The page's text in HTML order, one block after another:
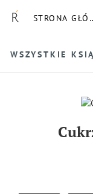
STRONA
WSZYSTKIE